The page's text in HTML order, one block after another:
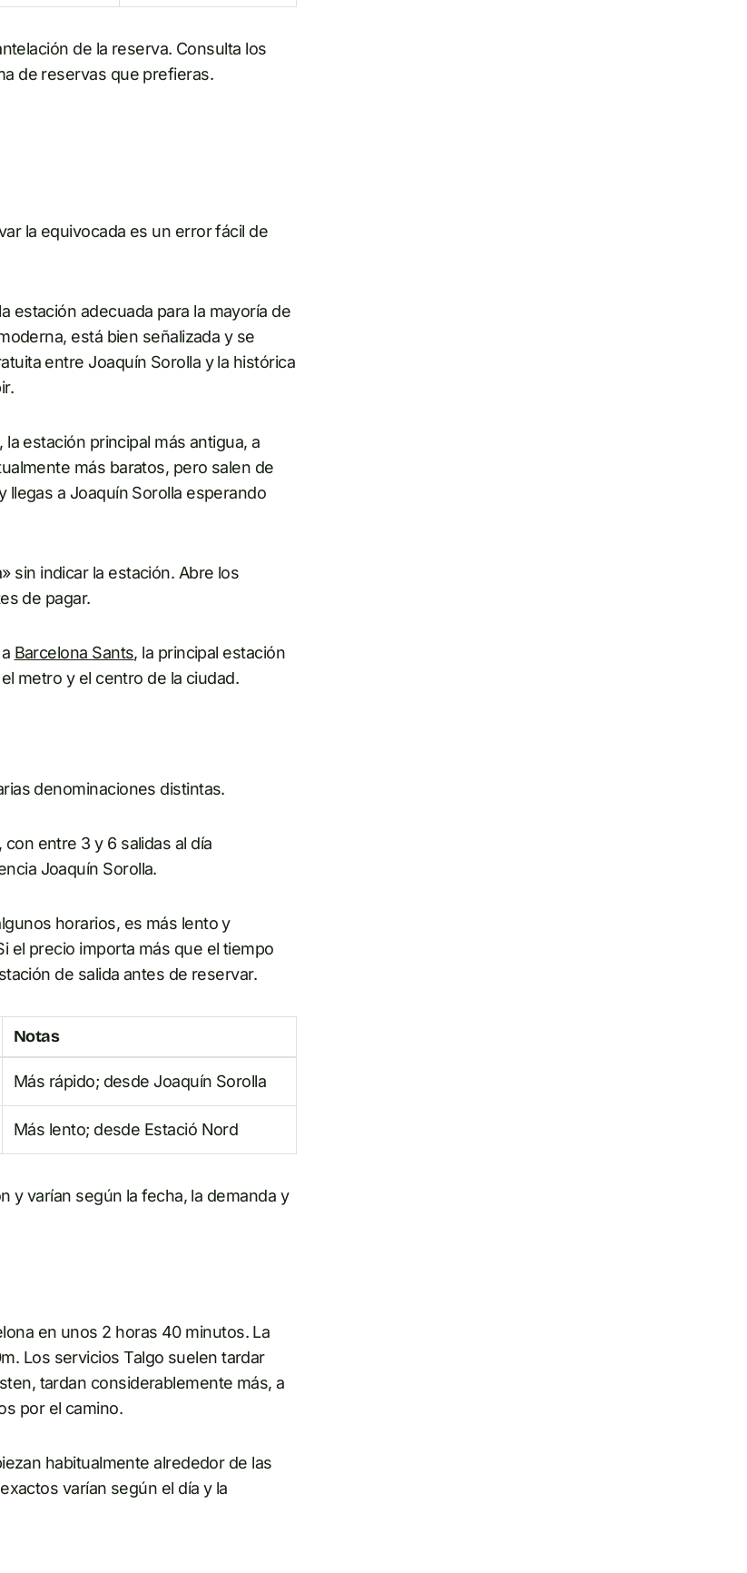
de la reserva. Consulta los
de reservas que prefieras.
la equivocada es un error fácil de
estación adecuada para la mayoría de
está bien señalizada y se
entre Joaquín Sorolla y la histórica
estación principal más antigua, a
más baratos, pero salen de
a Joaquín Sorolla esperando
sin indicar la estación. Abre los
de pagar.
Barcelona Sants, la principal estación
metro y el centro de la ciudad.
denominaciones distintas.
entre 3 y 6 salidas al día
Joaquín Sorolla.
horarios, es más lento y
el precio importa más que el tiempo
de salida antes de reservar.
Notas
Más rápido; desde Joaquín Sorolla
Más lento; desde Estació Nord
y varían según la fecha, la demanda y
en unos 2 horas 40 minutos. La
Los servicios Talgo suelen tardar
tardan considerablemente más, a
por el camino.
habitualmente alrededor de las
varían según el día y la